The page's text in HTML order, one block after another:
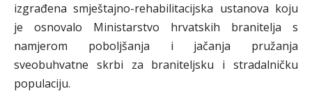
izgrađena smještajno-rehabilitacijska ustanova koju
je osnovalo Ministarstvo hrvatskih branitelja s
namjerom poboljšanja i jačanja pružanja
sveobuhvatne skrbi za braniteljsku i stradalničku
populaciju.